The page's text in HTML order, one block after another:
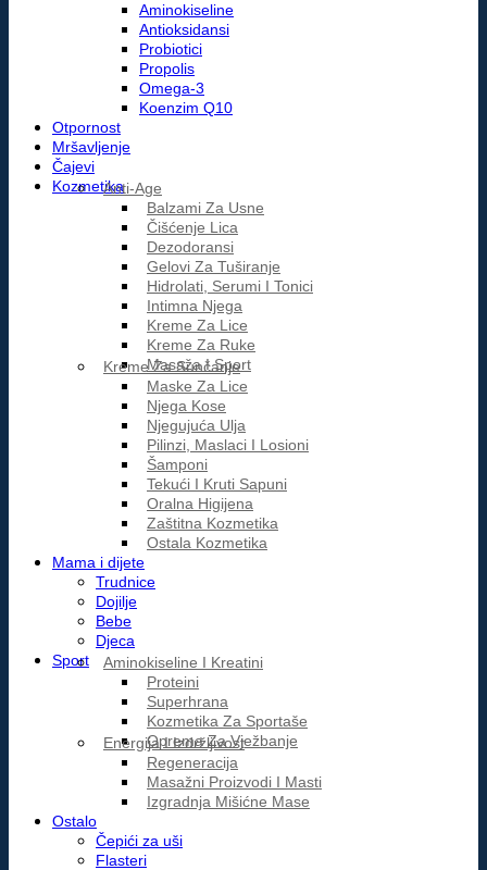
Aminokiseline
Antioksidansi
Probiotici
Propolis
Omega-3
Koenzim Q10
Otpornost
Mršavljenje
Čajevi
KozmetikaAnti-Age
Balzami Za Usne
Čišćenje Lica
Dezodoransi
Gelovi Za Tuširanje
Hidrolati, Serumi I Tonici
Intimna Njega
Kreme Za Lice
Kreme Za Ruke
Masaža I Sport
Kreme Za Sunčanje
Maske Za Lice
Njega Kose
Njegujuća Ulja
Pilinzi, Maslaci I Losioni
Šamponi
Tekući I Kruti Sapuni
Oralna Higijena
Zaštitna Kozmetika
Ostala Kozmetika
Mama i dijete
Trudnice
Dojilje
Bebe
Djeca
Sport
Aminokiseline I Kreatini
Proteini
Superhrana
Kozmetika Za Sportaše
Oprema Za Vježbanje
Energija I Izdržljivost
Regeneracija
Masažni Proizvodi I Masti
Izgradnja Mišićne Mase
Ostalo
Čepići za uši
Flasteri